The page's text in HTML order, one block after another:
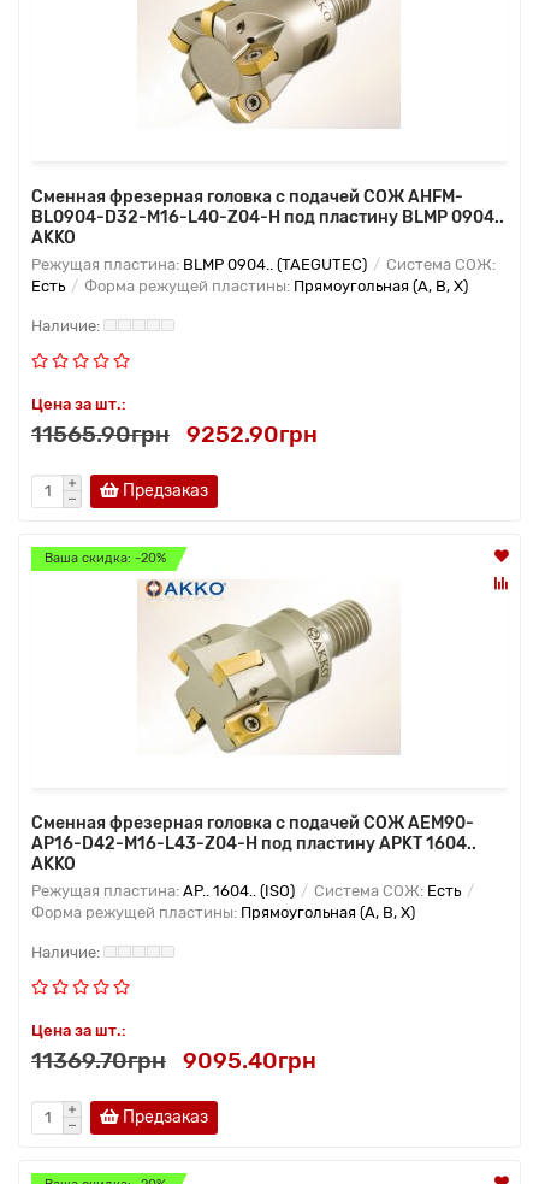
Сменная фрезерная головка с подачей СОЖ AHFM-
BL0904-D32-M16-L40-Z04-H под пластину BLMP 0904..
AKKO
Режущая пластина: BLMP 0904.. (TAEGUTEC)
Система СОЖ:
Есть
Форма режущей пластины: Прямоугольная (A, B, X)
Цена за шт.:
11565.90грн 9252.90грн
Предзаказ
Ваша скидка: -20%
Сменная фрезерная головка с подачей СОЖ AEM90-
AP16-D42-M16-L43-Z04-H под пластину APKT 1604..
AKKO
Режущая пластина: AP.. 1604.. (ISO) Система СОЖ: Есть
Форма режущей пластины: Прямоугольная (A, B, X)
Цена за шт.:
11369.70грн 9095.40грн
Предзаказ